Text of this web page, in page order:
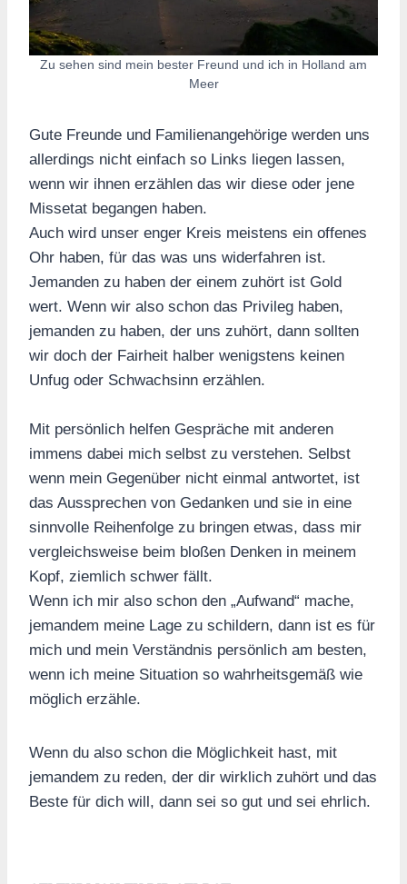
Zu sehen sind mein bester Freund und ich in Holland am
Meer
Gute Freunde und Familienangehörige werden uns
allerdings nicht einfach so Links liegen lassen,
wenn wir ihnen erzählen das wir diese oder jene
Missetat begangen haben.
Auch wird unser enger Kreis meistens ein offenes
Ohr haben, für das was uns widerfahren ist.
Jemanden zu haben der einem zuhört ist Gold
wert. Wenn wir also schon das Privileg haben,
jemanden zu haben, der uns zuhört, dann sollten
wir doch der Fairheit halber wenigstens keinen
Unfug oder Schwachsinn erzählen.
Mit persönlich helfen Gespräche mit anderen
immens dabei mich selbst zu verstehen. Selbst
wenn mein Gegenüber nicht einmal antwortet, ist
das Aussprechen von Gedanken und sie in eine
sinnvolle Reihenfolge zu bringen etwas, dass mir
vergleichsweise beim bloßen Denken in meinem
Kopf, ziemlich schwer fällt.
Wenn ich mir also schon den „Aufwand“ mache,
jemandem meine Lage zu schildern, dann ist es für
mich und mein Verständnis persönlich am besten,
wenn ich meine Situation so wahrheitsgemäß wie
möglich erzähle.
Wenn du also schon die Möglichkeit hast, mit
jemandem zu reden, der dir wirklich zuhört und das
Beste für dich will, dann sei so gut und sei ehrlich.